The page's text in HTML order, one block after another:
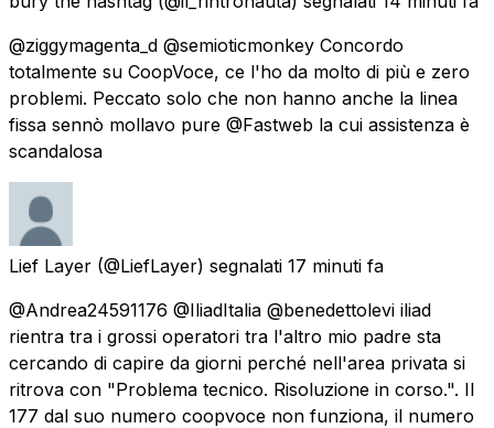
@ziggymagenta_d @semioticmonkey Concordo
totalmente su CoopVoce, ce l'ho da molto di più e zero
problemi. Peccato solo che non hanno anche la linea
fissa sennò mollavo pure @Fastweb la cui assistenza è
scandalosa
Lief Layer (@LiefLayer) segnalati 17 minuti fa
@Andrea24591176 @IliadItalia @benedettolevi iliad
rientra tra i grossi operatori tra l'altro mio padre sta
cercando di capire da giorni perché nell'area privata si
ritrova con "Problema tecnico. Risoluzione in corso.". Il
177 dal suo numero coopvoce non funziona, il numero